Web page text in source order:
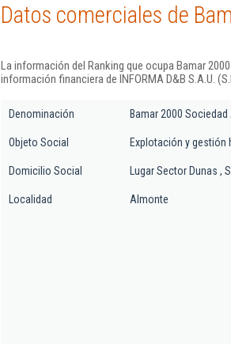
Datos comerciales de
La información del Ranking que ocupa Bamar
información financiera de INFORMA D&B S.A.U.
Denominación Bamar 2000
Objeto Social Explotación y gestión
Domicilio Social Lugar Sector Dunas ,
Localidad Almonte